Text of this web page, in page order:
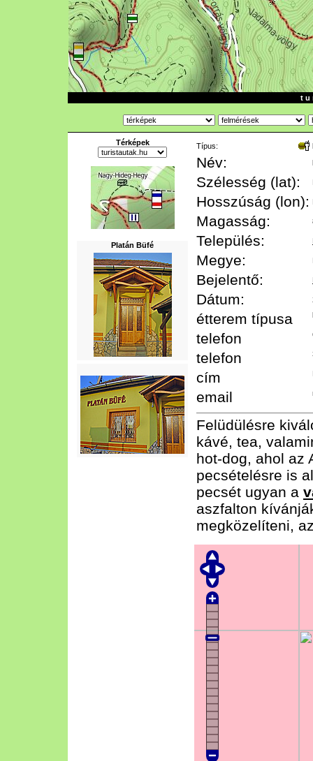
t u
Térképek
Platán Büfé
Típus:
Név:
Szélesség (lat):
Hosszúság (lon):
Magasság:
Település:
Megye:
Bejelentő:
Dátum:
étterem típusa
telefon
telefon
cím
email
Felüdülésre
kávé, tea,
hot-dog, ahol az
pecsételésre is
pecsét ugyan a
aszfalton
megközelíteni,